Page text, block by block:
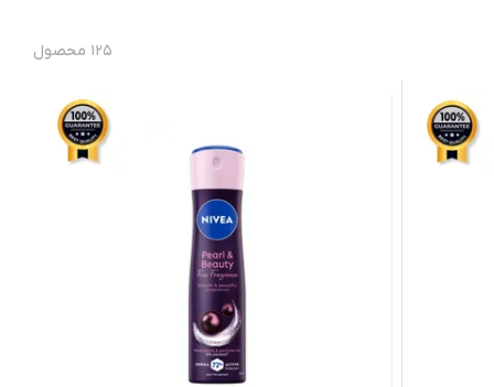
قرار دارند. ازکرم
ضد تعریق نیوآ
با ماندگاری بالا، رایحه های دلپذیر و
نیوآ
به دلیل آبرسانی عمیق و کمک به حفظ لطافت
و قابل اعتماد تولید کند. به همین دلیل محصولات
۱۲۵ محصول